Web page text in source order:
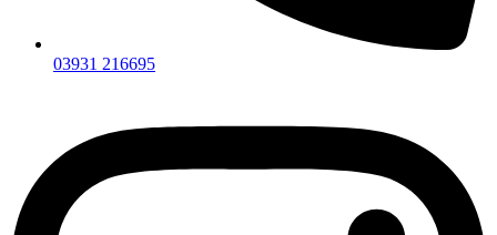
03931 216695